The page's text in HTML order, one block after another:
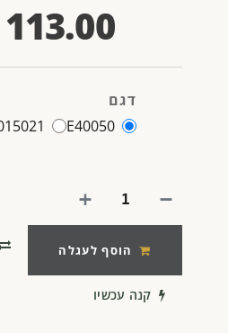
113.00
דגם
E40050
הוסף לעגלה
קנה עכשיו